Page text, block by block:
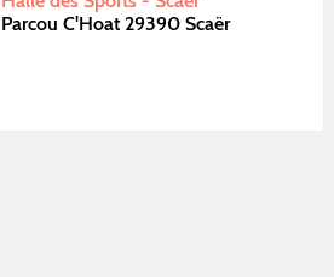
Parcou C'Hoat 29390 Scaër